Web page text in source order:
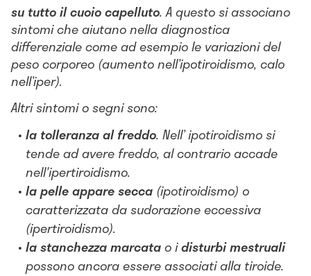
su tutto il cuoio capelluto. A questo si associano
sintomi che aiutano nella diagnostica
differenziale come ad esempio le variazioni del
peso corporeo (aumento nell’ipotiroidismo, calo
nell’iper).
Altri sintomi o segni sono:
la tolleranza al freddo. Nell’ ipotiroidismo si
tende ad avere freddo, al contrario accade
nell'ipertiroidismo.
la pelle appare secca (ipotiroidismo) o
caratterizzata da sudorazione eccessiva
(ipertiroidismo).
la stanchezza marcatao idisturbi mestruali
possono ancora essere associati alla tiroide.